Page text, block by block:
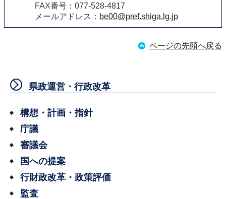
FAX番号：077-528-4817
メールアドレス： be00@pref.shiga.lg.jp
ページの先頭へ戻る
県政運営・行政改革
構想・計画・指針
庁議
審議会
国への提案
行財政改革・政策評価
監査